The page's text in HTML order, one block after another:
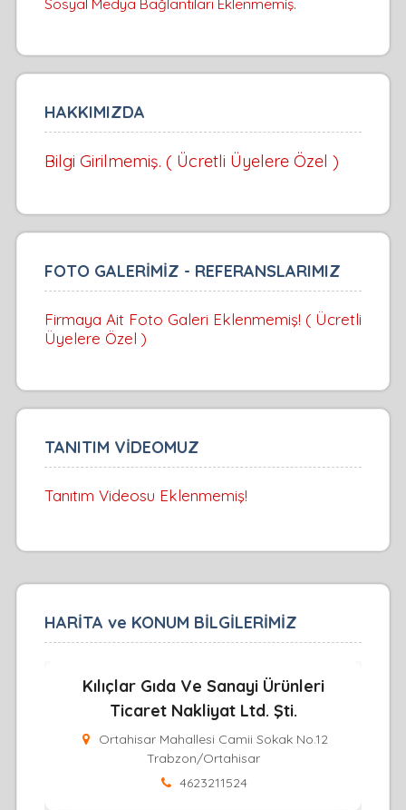
Sosyal Medya Bağlantıları Eklenmemiş.
HAKKIMIZDA
Bilgi Girilmemiş. ( Ücretli Üyelere Özel )
FOTO GALERİMİZ - REFERANSLARIMIZ
Firmaya Ait Foto Galeri Eklenmemiş! ( Ücretli
Üyelere Özel )
TANITIM VİDEOMUZ
Tanıtım Videosu Eklenmemiş!
HARİTA ve KONUM BİLGİLERİMİZ
Kılıçlar Gıda Ve Sanayi Ürünleri
Ticaret Nakliyat Ltd. Şti.
Ortahisar Mahallesi Camii Sokak No.12
Trabzon/Ortahisar
4623211524